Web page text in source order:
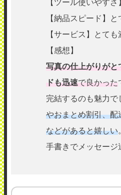
【納品スピード】と
【サービス】とても
【感想】
写真の仕上がりがと
ドも迅速で良かった
完結するのも魅力で
やおまとめ割引、
などがあると嬉しい
手書きでメッセージ